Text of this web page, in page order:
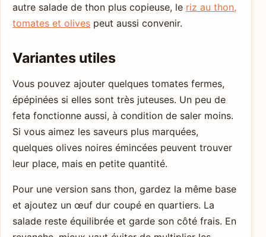
autre salade de thon plus copieuse, le riz au thon,
tomates et olives peut aussi convenir.
Variantes utiles
Vous pouvez ajouter quelques tomates fermes,
épépinées si elles sont très juteuses. Un peu de
feta fonctionne aussi, à condition de saler moins.
Si vous aimez les saveurs plus marquées,
quelques olives noires émincées peuvent trouver
leur place, mais en petite quantité.
Pour une version sans thon, gardez la même base
et ajoutez un œuf dur coupé en quartiers. La
salade reste équilibrée et garde son côté frais. En